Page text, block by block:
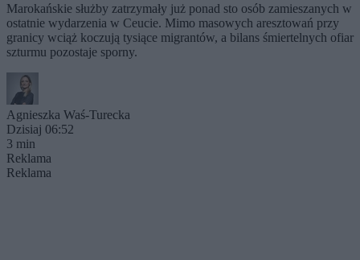
Marokańskie służby zatrzymały już ponad sto osób zamieszanych w
ostatnie wydarzenia w Ceucie. Mimo masowych aresztowań przy
granicy wciąż koczują tysiące migrantów, a bilans śmiertelnych ofiar
szturmu pozostaje sporny.
Agnieszka Waś-Turecka
Dzisiaj 06:52
3 min
Reklama
Reklama